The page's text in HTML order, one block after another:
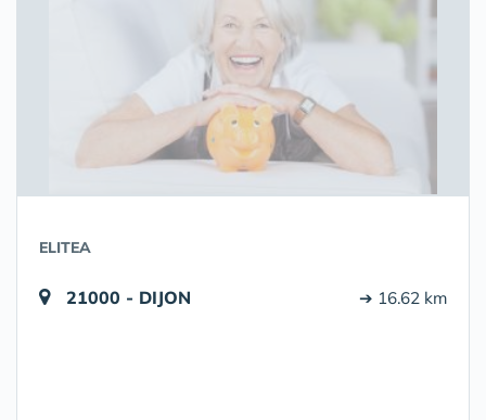
ELITEA
21000 - DIJON ➔ 16.62 km